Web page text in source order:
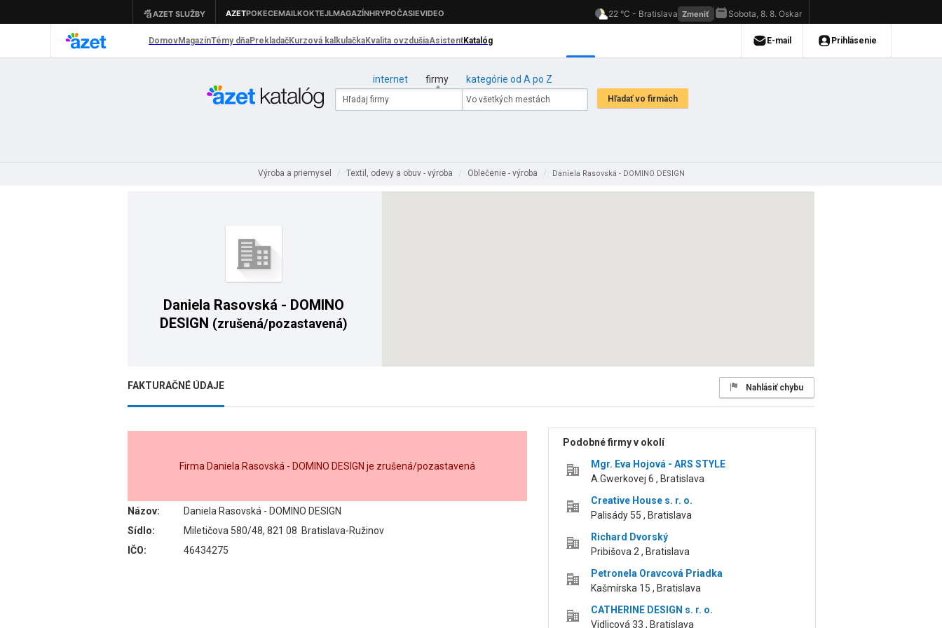
internet firmy kategórie od A po Z
Výroba a priemysel / Textil, odevy a obuv - výroba / Oblečenie - výroba / Daniela Rasovská - DOMINO DESIGN
Daniela Rasovská - DOMINO
DESIGN (zrušená/pozastavená)
FAKTURAČNÉ ÚDAJE Nahlásiť chybu
Firma Daniela Rasovská - DOMINO DESIGN je zrušená/pozastavená
Názov:
Daniela Rasovská - DOMINO DESIGN
Sídlo:
Miletičova 580/48, 821 08 Bratislava-Ružinov
IČO:
46434275
Podobné firmy v okolí
Mgr. Eva Hojová - ARS STYLE
A.Gwerkovej 6 , Bratislava
Creative House s. r. o.
Palisády 55 , Bratislava
Richard Dvorský
Pribišova 2 , Bratislava
Petronela Oravcová Priadka
Kašmírska 15 , Bratislava
CATHERINE DESIGN s. r. o.
Vidlicová 33 , Bratislava